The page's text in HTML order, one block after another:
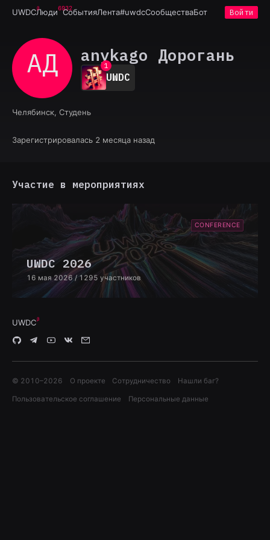
UWDCЛюди6932
СобытияЛента#uwdcСообществаБот Войти
AД anykago Дорогань
0
1
2
3
7
UWDC
Челябинск, Студень
Зарегистрировалась 2 месяца назад
Участие в мероприятиях
CONFERENCE
UWDC 2026
16 мая 2026 / 1295 участников
UWDC
© 2010–2026 О проекте Сотрудничество Нашли баг?
Пользовательское соглашение Персональные данные